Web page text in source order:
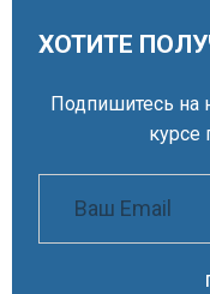
ХОТИТЕ
Подпишитесь на
курсе